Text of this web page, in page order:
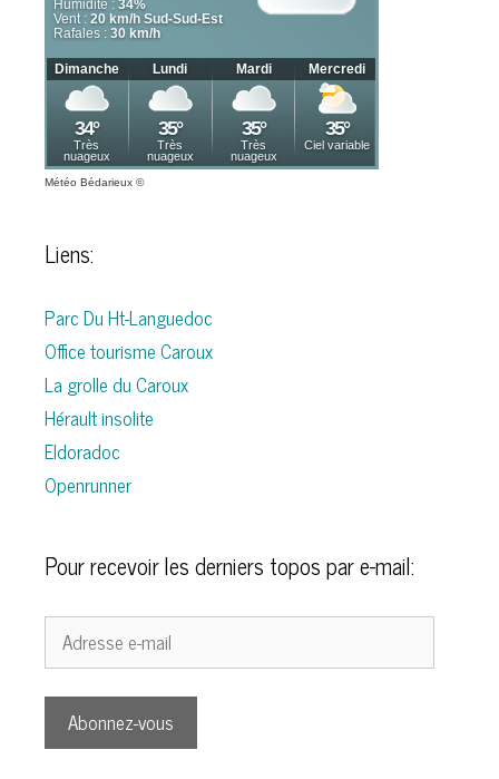
Météo Bédarieux ©
Liens:
Parc Du Ht-Languedoc
Office tourisme Caroux
La grolle du Caroux
Hérault insolite
Eldoradoc
Openrunner
Pour recevoir les derniers topos par e-mail:
Adresse
Abonnez-vous